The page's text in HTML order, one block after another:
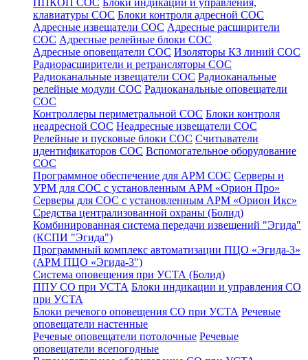
ППКОП СОС Блоки индикации и управления,
клавиатуры СОС Блоки контроля адресной СОС
Адресные извещатели СОС Адресные расширители
СОС Адресные релейные блоки СОС
Адресные оповещатели СОС Изоляторы КЗ линий СОС
Радиорасширители и ретрансляторы СОС
Радиоканальные извещатели СОС Радиоканальные
релейные модули СОС Радиоканальные оповещатели
СОС
Контроллеры периметральной СОС Блоки контроля
неадресной СОС Неадресные извещатели СОС
Релейные и пусковые блоки СОС Считыватели
идентификаторов СОС Вспомогательное оборудование
СОС
Программное обеспечение для АРМ СОС Серверы и
УРМ для СОС с установленным АРМ «Орион Про»
Серверы для СОС с установленным АРМ «Орион Икс»
Средства централизованной охраны (Болид)
Комбинированная система передачи извещений "Эгида"
(КСПИ "Эгида")
Программный комплекс автоматизации ПЦО «Эгида-3»
(АРМ ПЦО «Эгида-3")
Система оповещения при УСТА (Болид)
ППУ СО при УСТА Блоки индикации и управления СО
при УСТА
Блоки речевого оповещения СО при УСТА Речевые
оповещатели настенные
Речевые оповещатели потолочные Речевые
оповещатели всепогодные